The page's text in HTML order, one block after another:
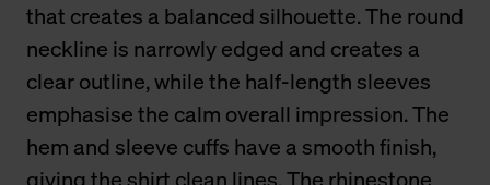
that creates a balanced silhouette. The round
neckline is narrowly edged and creates a
clear outline, while the half-length sleeves
emphasise the calm overall impression. The
hem and sleeve cuffs have a smooth finish,
giving the shirt clean lines. The rhinestone